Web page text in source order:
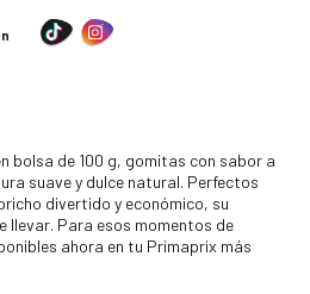
bolsa de 100 g, gomitas con sabor a
suave y dulce natural. Perfectos
divertido y económico, su
Para esos momentos de
ahora en tu Primaprix más